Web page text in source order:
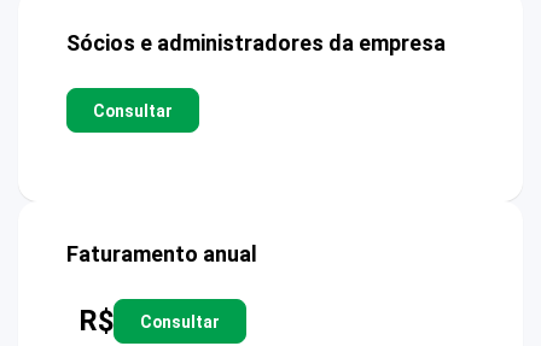
Sócios e administradores da empresa
Consultar
Faturamento anual
R$ Consultar